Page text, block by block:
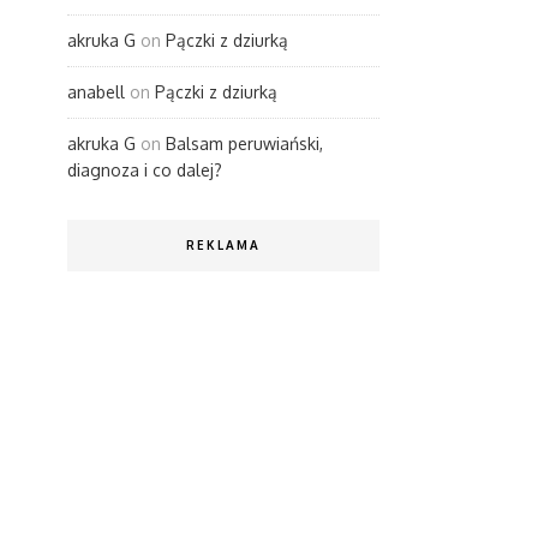
akruka G on Pączki z dziurką
anabell on Pączki z dziurką
akruka G on Balsam peruwiański,
diagnoza i co dalej?
REKLAMA